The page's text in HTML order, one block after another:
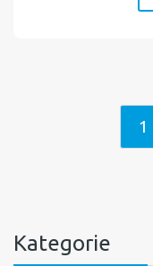
1
Kategorie